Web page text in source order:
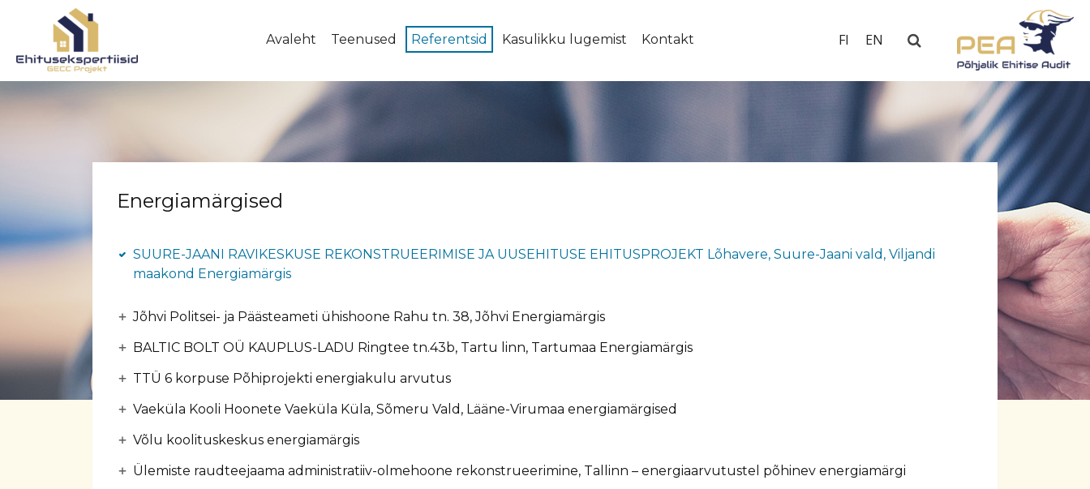
Avaleht Teenused Referentsid Kasulikku lugemist Kontakt FI EN
Energiamärgised
SUURE-JAANI RAVIKESKUSE REKONSTRUEERIMISE JA UUSEHITUSE EHITUSPROJEKT Lõhavere, Suure-Jaani vald, Viljandi
maakond Energiamärgis
Jõhvi Politsei- ja Päästeameti ühishoone Rahu tn. 38, Jõhvi Energiamärgis
BALTIC BOLT OÜ KAUPLUS-LADU Ringtee tn.43b, Tartu linn, Tartumaa Energiamärgis
TTÜ 6 korpuse Põhiprojekti energiakulu arvutus
Vaeküla Kooli Hoonete Vaeküla Küla, Sõmeru Vald, Lääne-Virumaa energiamärgised
Võlu koolituskeskus energiamärgis
Ülemiste raudteejaama administratiiv-olmehoone rekonstrueerimine, Tallinn – energiaarvutustel põhinev energiamärgi